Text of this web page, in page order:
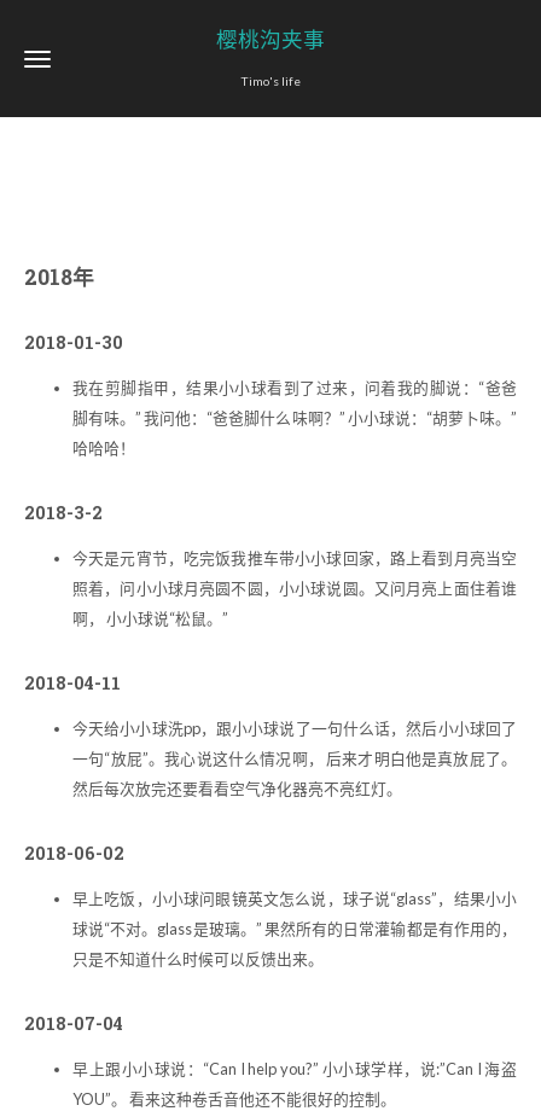
樱桃沟夹事
Timo's life
2018年
2018-01-30
我在剪脚指甲，结果小小球看到了过来，问着我的脚说：“爸爸
脚有味。” 我问他：“爸爸脚什么味啊？” 小小球说：“胡萝卜味。”
哈哈哈！
2018-3-2
今天是元宵节，吃完饭我推车带小小球回家，路上看到月亮当空
照着，问小小球月亮圆不圆，小小球说圆。又问月亮上面住着谁
啊， 小小球说“松鼠。”
2018-04-11
今天给小小球洗pp，跟小小球说了一句什么话，然后小小球回了
一句“放屁”。我心说这什么情况啊， 后来才明白他是真放屁了。
然后每次放完还要看看空气净化器亮不亮红灯。
2018-06-02
早上吃饭，小小球问眼镜英文怎么说，球子说“glass”，结果小小
球说“不对。glass是玻璃。” 果然所有的日常灌输都是有作用的，
只是不知道什么时候可以反馈出来。
2018-07-04
早上跟小小球说：“Can I help you?” 小小球学样，说:”Can I 海盗
YOU”。 看来这种卷舌音他还不能很好的控制。